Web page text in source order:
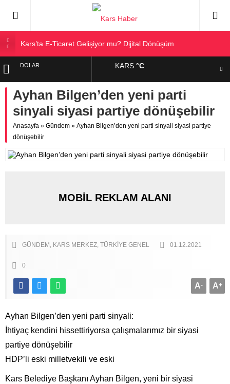
Kars’ta E-Ticaret Gelişiyor mu? Dijital Dönüşüm
Kars Halkı Yeni Parti Hakkında Ne Düşünüyor?
Sarıkamış’a Bağlı Köyler ve Yaygın Soyadları
Kağızman Köyleri ve En Çok Kullanılan Soyadları | Kars
Haber
DOLAR
EURO
ALTIN
BIST
KARS°C
Ayhan Bilgen’den yeni parti
sinyali siyasi partiye dönüşebilir
Anasayfa » Gündem » Ayhan Bilgen’den yeni parti sinyali siyasi partiye
dönüşebilir
MOBİL REKLAM ALANI
GÜNDEM KARS MERKEZ TÜRKIYE GENEL 01.12.2021
0
A+
A-
Ayhan Bilgen’den yeni parti sinyali:
İhtiyaç kendini hissettiriyorsa çalışmalarımız bir siyasi
partiye dönüşebilir
HDP’li eski milletvekili ve eski
Kars Belediye Başkanı Ayhan Bilgen, yeni bir siyasi